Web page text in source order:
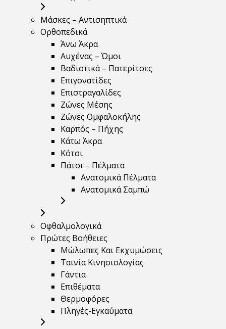
Μάσκες – Αντισηπτικά
Ορθοπεδικά
Άνω Άκρα
Αυχένας – Ώμοι
Βαδιστικά – Πατερίτσες
Επιγονατίδες
Επιστραγαλίδες
Ζώνες Μέσης
Ζώνες Ομφαλοκήλης
Καρπός – Πήχης
Κάτω Άκρα
Κότσι
Πάτοι – Πέλματα
Ανατομικά Πέλματα
Ανατομικά Σαμπώ
Οφθαλμολογικά
Πρώτες Βοήθειες
Μώλωπες Και Εκχυμώσεις
Ταινία Κινησιολογίας
Γάντια
Επιθέματα
Θερμοφόρες
Πληγές-Εγκαύματα